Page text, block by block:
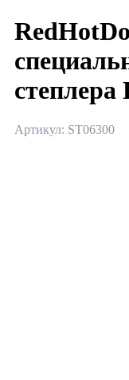
Артикул: ST06300